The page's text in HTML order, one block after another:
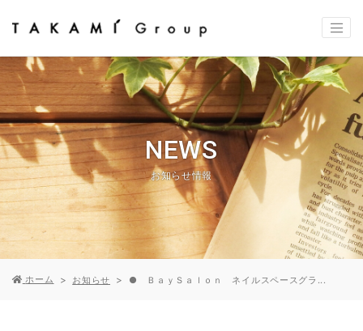
NEWS
お知らせ情報
ホーム お知らせ ● ＢａｙＳａｌｏｎ ネイルスペースグラ...